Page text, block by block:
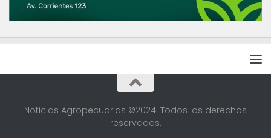
Noticias Agropecuarias ©2024. Todos los derechos
reservados.